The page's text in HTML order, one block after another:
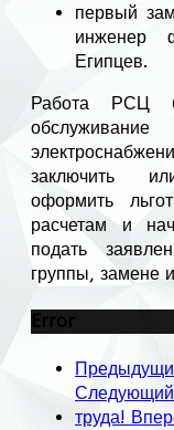
первый
инженер
Египцев.
Работа РСЦ
заключить
оформить
расчетам и
подать
группы, замене
Error
труда!